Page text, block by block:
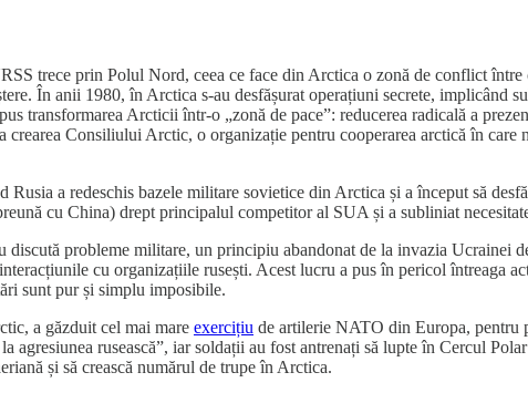
trece prin Polul Nord, ceea ce face din Arctica o zonă de conflict
În anii 1980, în Arctica s-au desfășurat operațiuni secrete, implicând
transformarea Arcticii într-o „zonă de pace”: reducerea radicală a
Consiliului Arctic, o organizație pentru cooperarea arctică în
a redeschis bazele militare sovietice din Arctica și a început să
cu China) drept principalul competitor al SUA și a subliniat
probleme militare, un principiu abandonat de la invazia Ucrainei
cu organizațiile rusești. Acest lucru a pus în pericol întreaga
sunt pur și simplu imposibile.
a găzduit cel mai mare exercițiu de artilerie NATO din Europa, pentru
rusească”, iar soldații au fost antrenați să lupte în Cercul
și să crească numărul de trupe în Arctica.